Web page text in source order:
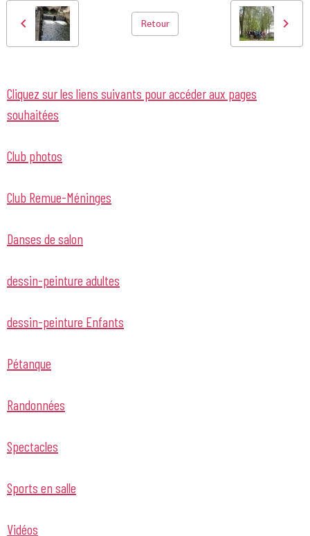
Retour
Cliquez sur les liens suivants pour accéder aux pages
souhaitées
Club photos
Club Remue-Méninges
Danses de salon
dessin-peinture adultes
dessin-peinture Enfants
Pétanque
Randonnées
Spectacles
Sports en salle
Vidéos